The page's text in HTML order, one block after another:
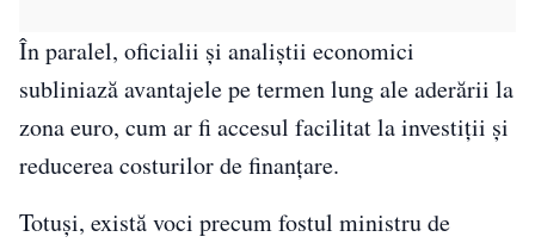
În paralel, oficialii și analiștii economici
subliniază avantajele pe termen lung ale aderării la
zona euro, cum ar fi accesul facilitat la investiții și
reducerea costurilor de finanțare.
Totuși, există voci precum fostul ministru de